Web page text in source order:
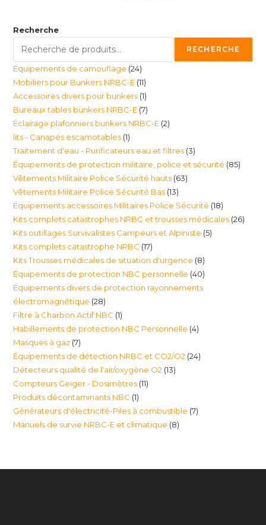
Recherche
RECHERCHE
Équipements de camouflage 2424
produits
Mobiliers pour Bunkers NRBC-E 1111
produits
Accessoires divers pour bunkers 11
produit
Bureaux tables bunkers NRBC-E 77
produits
Éclairage plafonniers bunkers NRBC-E 22
lits - Canapés escamotables 11
produit
Traitement d'eau - Purificateurs eau et filtres 33
produits
Équipements de protection militaire, police et sécurité 8585
Vêtements Militaire Police Sécurité hauts 6363
Vêtements Militaire Police Sécurité Bas 1313
produits
Équipements accessoires Militaires Police Sécurité 1818
produits
Kits complets catastrophes NRBC et trousses médicales 2626
Kits outillages Survivalistes Campeurs et Alpiniste 55
Kits complets catastrophe NRBC 1717
produits
Kits Trousses médicales de situation d'urgence 88
produits
Équipements de protection NBC personnelle 4040
produits
Équipements divers de protection rayonnements
électromagnétique 2828
produits
Filtre à Charbon Actif NBC 11
produit
Habillements de protection NBC Personnelle 44
Masques à gaz 77
produits
Équipements de détection NRBC et CO2/O2 2424
Détecteurs qualité de l'air/oxygène O2 1313
Compteurs Geiger - Dosimètres 1111
Produits décontaminants NBC 11
produit
Générateurs d'électricité-Piles à combustible 77
Manuels de survie NRBC-E et climatique 88